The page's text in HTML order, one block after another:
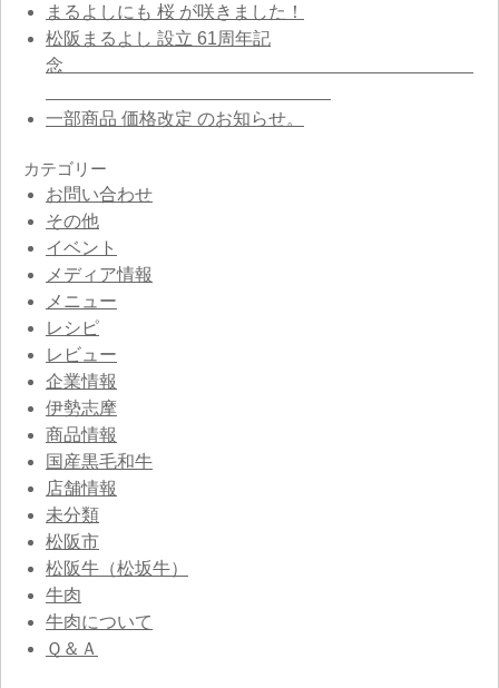
まるよしにも 桜 が咲きました！
松阪まるよし 設立 61周年記
念
一部商品 価格改定 のお知らせ。
カテゴリー
お問い合わせ
その他
イベント
メディア情報
メニュー
レシピ
レビュー
企業情報
伊勢志摩
商品情報
国産黒毛和牛
店舗情報
未分類
松阪市
松阪牛（松坂牛）
牛肉
牛肉について
Ｑ＆Ａ